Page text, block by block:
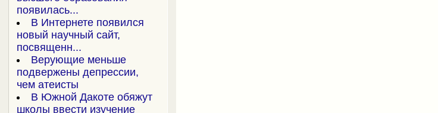
появилась...
В Интернете появился
новый научный сайт,
посвященн...
Верующие меньше
подвержены депрессии,
чем атеисты
В Южной Дакоте обяжут
школы ввести изучение